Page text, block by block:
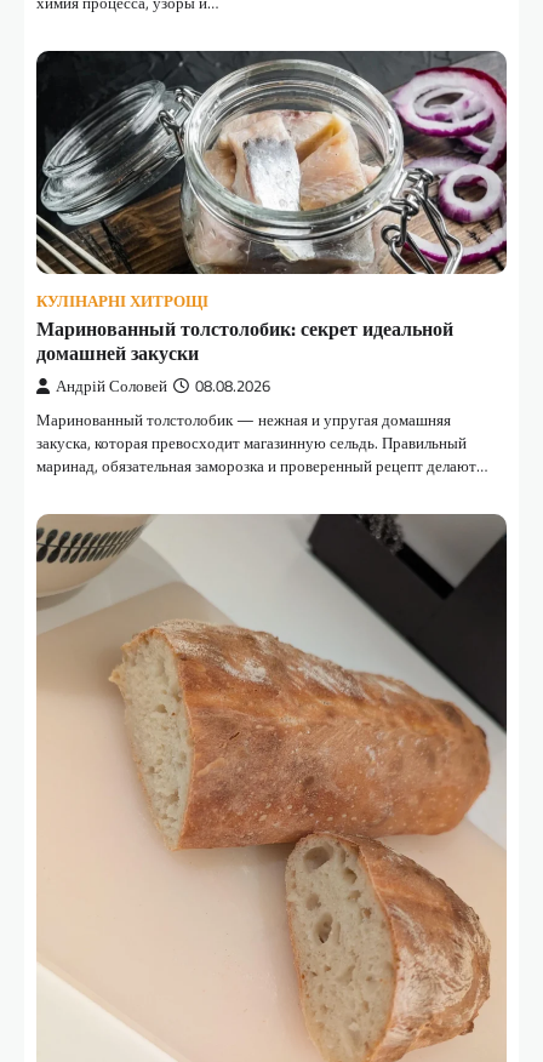
КУЛІНАРНІ ХИТРОЩІ
Маринованный толстолобик: секрет идеальной
домашней закуски
Андрій Соловей 08.08.2026
Маринованный толстолобик — нежная и упругая домашняя
закуска, которая превосходит магазинную сельдь. Правильный
маринад, обязательная заморозка и проверенный рецепт делают…